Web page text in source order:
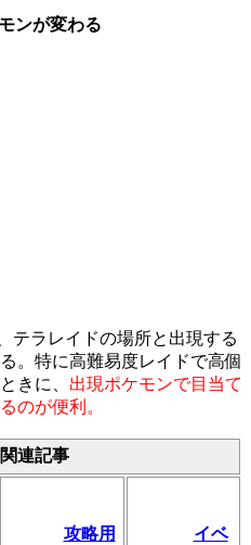
ンが変わる
テラレイドの場所と出現する
。特に高難易度レイドで高個
きに、 出現ポケモンで目当て
のが便利。
連記事
攻略用
イベ